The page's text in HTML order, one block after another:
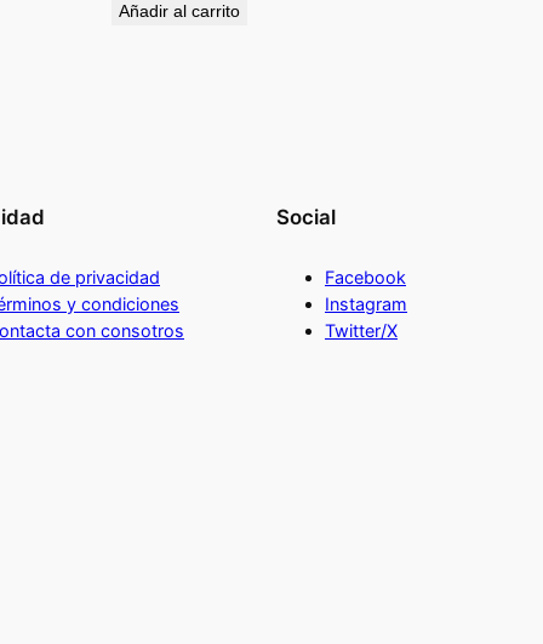
Añadir al carrito
de privacidad
y condiciones
con consotros
Social
Facebook
Instagram
Twitter/X